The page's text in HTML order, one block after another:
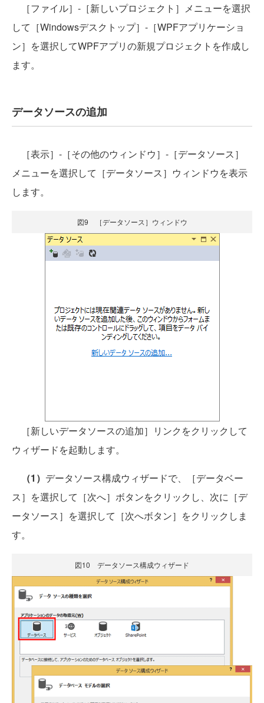
［ファイル］-［新しいプロジェクト］メニューを選択
して［Windowsデスクトップ］-［WPFアプリケーショ
ン］を選択してWPFアプリの新規プロジェクトを作成し
ます。
データソースの追加
［表示］-［その他のウィンドウ］-［データソース］
メニューを選択して［データソース］ウィンドウを表示
します。
図9 ［データソース］ウィンドウ
［新しいデータソースの追加］リンクをクリックして
ウィザードを起動します。
（1） データソース構成ウィザードで、［データベー
ス］を選択して［次へ］ボタンをクリックし、次に［デ
ータソース］を選択して［次へボタン］をクリックしま
す。
図10 データソース構成ウィザード